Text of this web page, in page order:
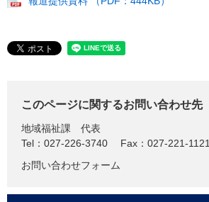
このページに関するお問い合わせ先
地域福祉課
代表
Tel：027-226-3740
Fax：027-221-1121
お問い合わせフォーム